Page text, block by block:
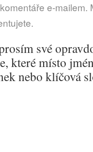
e-mailem.
své
které místo
nebo klíčová